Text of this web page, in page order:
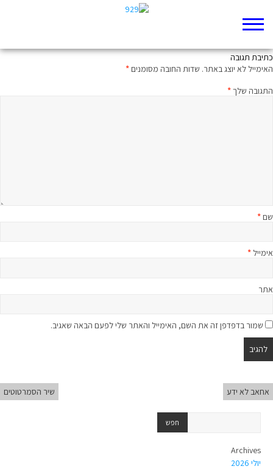
כתיבת תגובה
האימייל לא יוצג באתר. שדות החובה מסומנים*
התגובה שלך*
שם*
אימייל *
אתר
שמור בדפדפן זה את השם, האימייל והאתר שלי לפעם הבאה שאגיב.
אחאב לא ידע שיר הסמרטוטים
Archives
יולי 2026